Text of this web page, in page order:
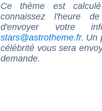
Ce thème est
connaissez l'heure
d'envoyer votre
stars@astrotheme.fr. Un
célébrité vous sera
demande.